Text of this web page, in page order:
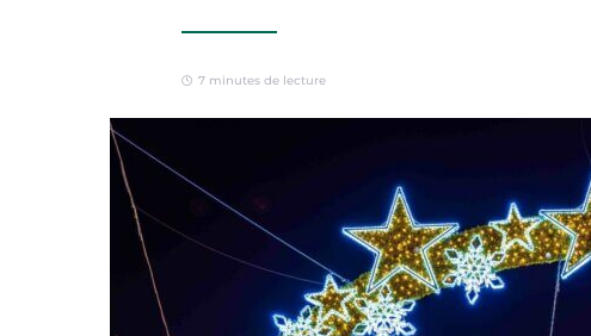
7 minutes de lecture